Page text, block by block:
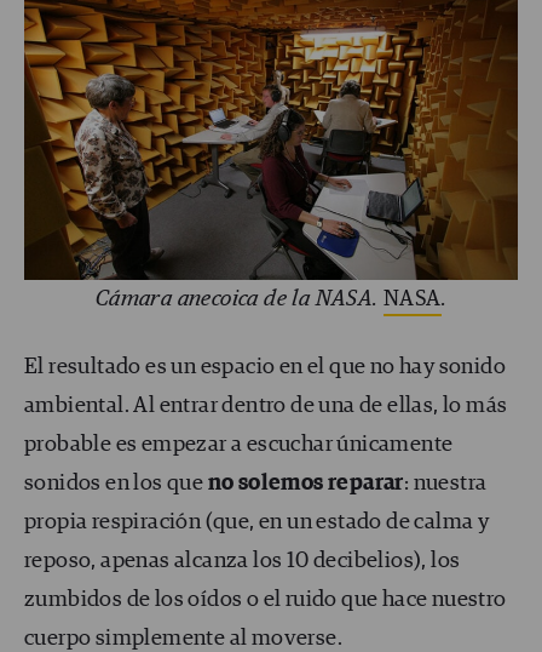
Cámara anecoica de la NASA.NASA.
El resultado es un espacio en el que no hay sonido
ambiental. Al entrar dentro de una de ellas, lo más
probable es empezar a escuchar únicamente
sonidos en los que no solemos reparar: nuestra
propia respiración (que, en un estado de calma y
reposo, apenas alcanza los 10 decibelios), los
zumbidos de los oídos o el ruido que hace nuestro
cuerpo simplemente al moverse.